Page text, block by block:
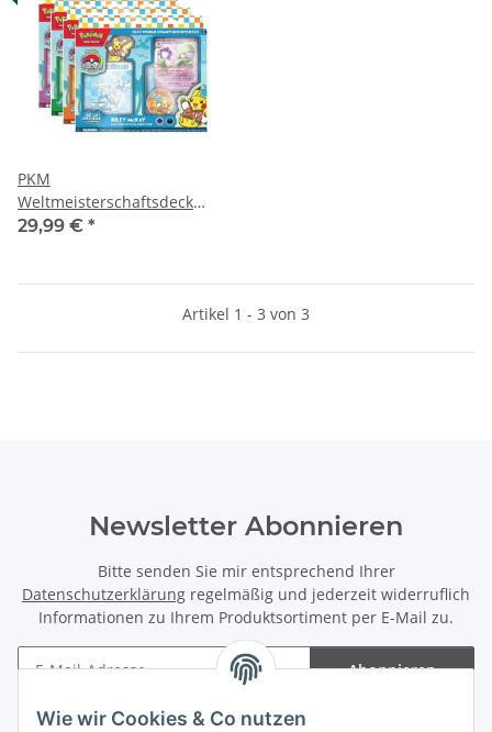
Wie wir Cookies & Co nutzen
PKM
Weltmeisterschaftsdeck
2025
29,99 € *
Artikel 1 - 3 von 3
Newsletter Abonnieren
Bitte senden Sie mir entsprechend Ihrer
Datenschutzerklärung regelmäßig und jederzeit widerruflich
Informationen zu Ihrem Produktsortiment per E-Mail zu.
Abonnieren